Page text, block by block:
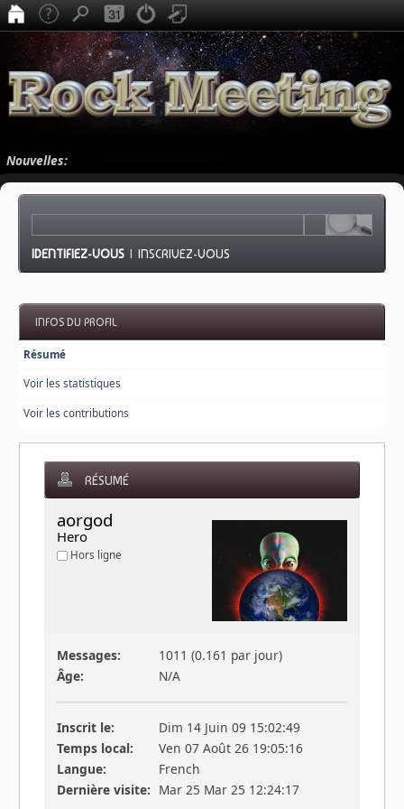
Nouvelles:
IDENTIFIEZ-VOUS |INSCRIVEZ-VOUS
INFOS DU PROFIL
Résumé
Voir les statistiques
Voir les contributions
RÉSUMÉ
aorgod
Hero
Hors ligne
Messages:
1011 (0.161 par jour)
Âge:
N/A
Inscrit le:
Dim 14 Juin 09 15:02:49
Temps local:
Ven 07 Août 26 19:05:16
Langue:
French
Dernière visite: Mar 25 Mar 25 12:24:17